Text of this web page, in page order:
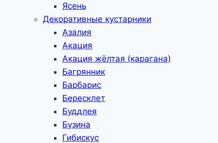
Ясень
Декоративные кустарники
Азалия
Акация
Акация жёлтая (карагана)
Багрянник
Барбарис
Бересклет
Буддлея
Бузина
Гибискус